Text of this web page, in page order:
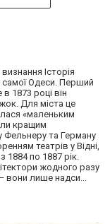
Історія
самої Одеси. Перший
1873 році він
Для міста це
«маленьким
кращим
Фельнеру та Герману
театрів у Відні,
1884 по 1887 рік.
жодного разу
вони лише надси...